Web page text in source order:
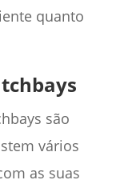
quanto
são
vários
as suas